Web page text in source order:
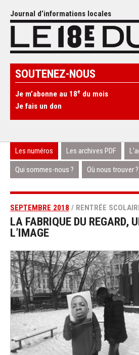
Journal d’informations locales
SOUTENEZ-NOUS
Je m’abonne au 18e du mois
Je fais un don
Les numéros Les archives PDF
Qui sommes-nous ? Où nous trouver ?
SEPTEMBRE 2018 / RENTRÉE
LA FABRIQUE DU REGARD,
L’IMAGE